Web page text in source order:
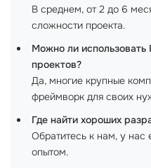
В среднем, от 2 до 6
сложности проекта.
Можно ли использовать
проектов?
Да, многие крупные
фреймворк для своих
Где найти хороших
Обратитесь к нам, у нас
опытом.